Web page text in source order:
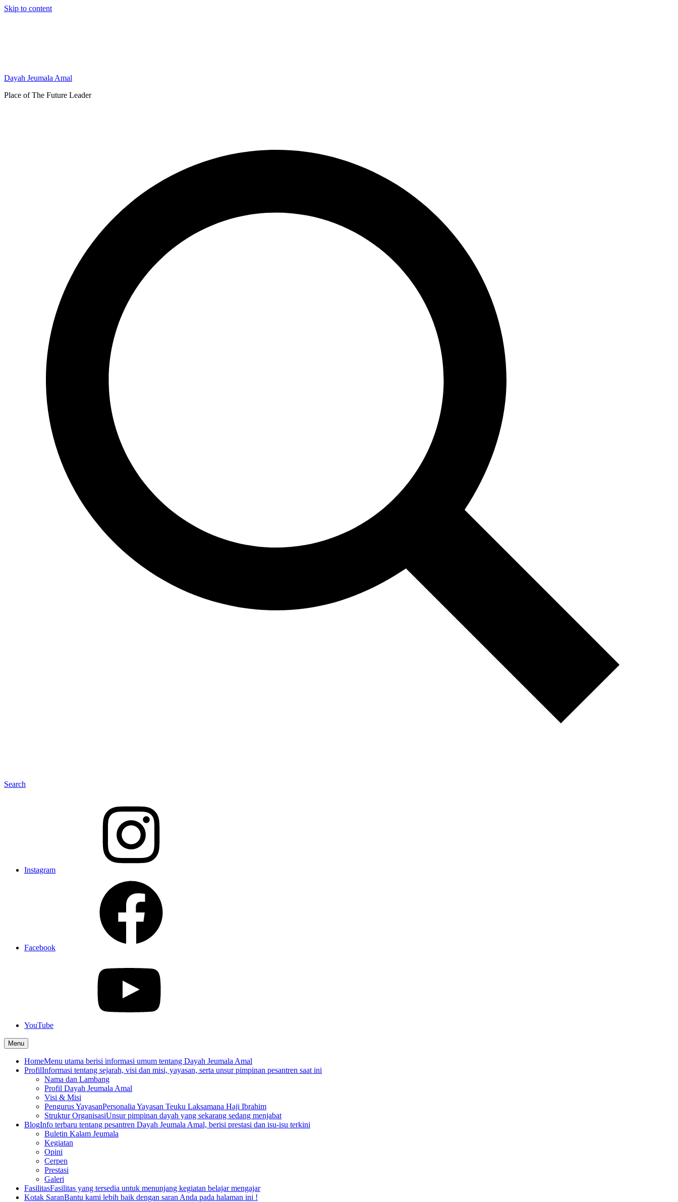
Skip to content
Dayah Jeumala Amal
Place of The Future Leader
Search
Instagram
Facebook
YouTube
Menu
HomeMenu utama berisi informasi umum tentang Dayah Jeumala Amal
ProfilInformasi tentang sejarah, visi dan misi, yayasan, serta unsur pimpinan pesantren saat ini
Nama dan Lambang
Profil Dayah Jeumala Amal
Visi & Misi
Pengurus YayasanPersonalia Yayasan Teuku Laksamana Haji Ibrahim
Struktur OrganisasiUnsur pimpinan dayah yang sekarang sedang menjabat
BlogInfo terbaru tentang pesantren Dayah Jeumala Amal, berisi prestasi dan isu-isu terkini
Buletin Kalam Jeumala
Kegiatan
Opini
Cerpen
Prestasi
Galeri
FasilitasFasilitas yang tersedia untuk menunjang kegiatan belajar mengajar
Kotak SaranBantu kami lebih baik dengan saran Anda pada halaman ini !